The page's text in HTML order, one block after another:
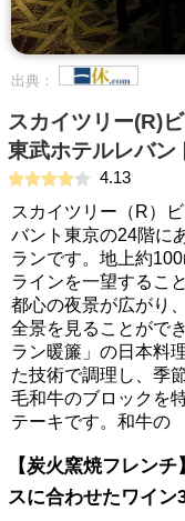
出典：
スカイツリー(R)
東武ホテルレバン
4.13
スカイツリー（R）
バント東京の24階に
ランです。地上約
ラインを一望するこ
都心の夜景が広がり
全景を見ることがで
ラン暖簾」の日本料
た技術で調理し、季
毛和牛のブロックを
テーキです。和牛の
【炭火窯焼フレン
スに合わせたワイン